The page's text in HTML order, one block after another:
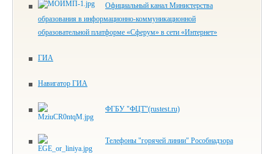
Официальный канал Министерства
образования в информационно-коммуникационной
образовательной платформе «Сферум» в сети «Интернет»
ГИА
Навигатор ГИА
ФГБУ "ФЦТ"(rustest.ru)
Телефоны "горячей линии" Рособнадзора